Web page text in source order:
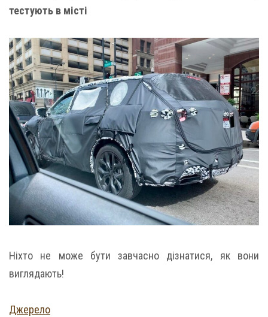
тестують в місті
Ніхто не може бути завчасно дізнатися, як вони
виглядають!
Джерело